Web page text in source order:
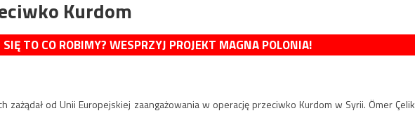
Kurdom
SIĘ TO CO ROBIMY? WESPRZYJ PROJEKT MAGNA POLONIA!
zażądał od Unii Europejskiej zaangażowania w operację przeciwko Kurdom w Syrii. Ömer Çelik